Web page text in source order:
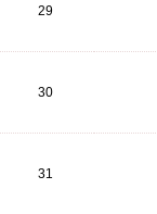
29
30
31